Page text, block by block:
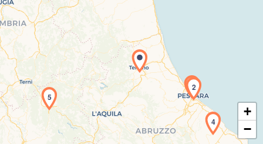
Caricamento della carta in corso...
12
4
5
+
−